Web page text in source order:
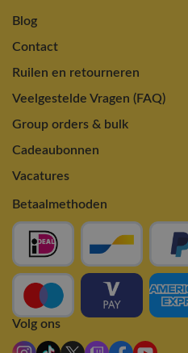
Blog
Contact
Ruilen en retourneren
Veelgestelde Vragen (FAQ)
Group orders & bulk
Cadeaubonnen
Vacatures
Betaalmethoden
Volg ons